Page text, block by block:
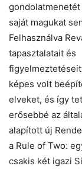
saját magukat
Felhasználva
tapasztalatait és
képes volt
elveket, és így
erősebbé az
alapított új
a Rule of Two:
csakis két igazi